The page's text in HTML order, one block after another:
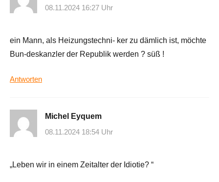
08.11.2024 16:27 Uhr
ein Mann, als Heizungstechni- ker zu dämlich ist, möchte
Bun-deskanzler der Republik werden ? süß !
Antworten
Michel Eyquem
08.11.2024 18:54 Uhr
„Leben wir in einem Zeitalter der Idiotie? “